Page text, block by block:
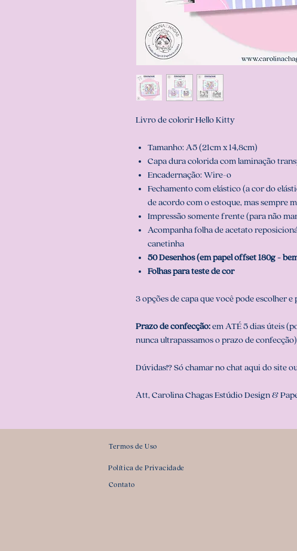
Livro de colorir Hello Kitty
Tamanho: A5 (21cm x 14,8cm)
Capa dura colorida com laminação
Encadernação: Wire-o
Fechamento com elástico (a cor do
de acordo com o estoque, mas sempre
Impressão somente frente (para não
Acompanha folha de acetato
canetinha
50 Desenhos (em papel offset 180g -
Folhas para teste de cor
3 opções de capa que você pode escolher
Prazo de confecção: em ATÉ 5 dias úteis
nunca ultrapassamos o prazo de confecção)
Dúvidas!? Só chamar no chat aqui do site
Att, Carolina Chagas Estúdio Design &
Termos de Uso
Política de Privacidade
Contato